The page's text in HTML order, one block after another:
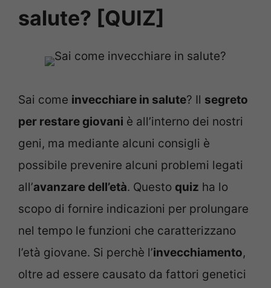
salute? [QUIZ]
Sai come invecchiare in salute? Il segreto
per restare giovani è all’interno dei nostri
geni, ma mediante alcuni consigli è
possibile prevenire alcuni problemi legati
all’avanzare dell’età. Questo quiz ha lo
scopo di fornire indicazioni per prolungare
nel tempo le funzioni che caratterizzano
l’età giovane. Si perchè l’invecchiamento,
oltre ad essere causato da fattori genetici